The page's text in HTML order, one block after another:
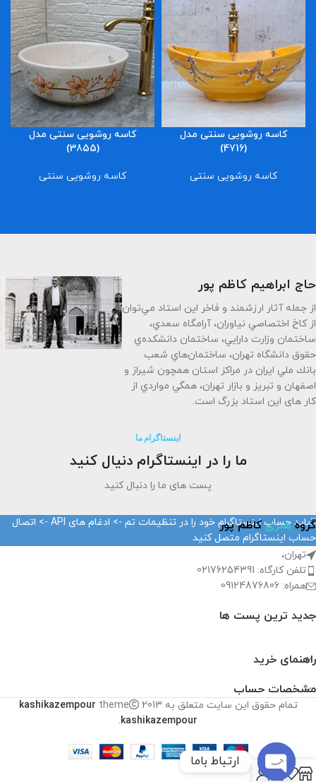
کاسه روشویی سنتی مدل
(4716)
کاسه روشویی سنتی
کاسه روشویی سنتی مدل
(3855)
کاسه روشویی سنتی
حاج ابراهیم کاظم پور
از جمله آثار ارزشمند و فاخر اين استاد مي‌توان
از كاخ اختصاصي نياوران، آرامگاه سعدي،
ساختمان وزارت دارايي، ساختمان دانشكده‌ي
حقوق دانشگاه تهران، ساختمان‌هاي شعب
بانك ملي ايران در مراكز استان همچون شيراز و
اصفهان و تبريز و بازار تهران، همگي مواردي از
کار های این استاد بزرگ است.
اینستاگرام ما
ما را در اینستاگرام دنیال کنید
پست های ما را دنبال کنید
باید حساب اینستاگرام خود را در تنظیمات تم -> ادغام های API -> اتصال
حساب اینستاگرام متصل کنید
گروه هنری کاظم پور
تهران،
تلفن کارگاه: 02176254391
همراه: 09124876806
جدید ترین پست ها
راهنمای خرید
مشخصات حساب
تمام حقوق این سایت متعلق به kashikazempour theme
2013
kashikazempour
.
0 ارتباط باما